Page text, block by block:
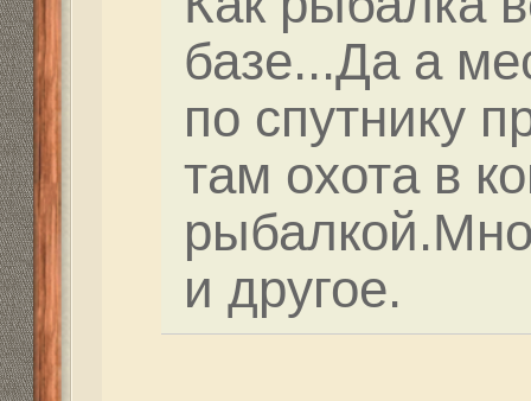
мастерить укрытия. Я
не стреляю. Но
этой охоты
утки не собирается,
сделать укрытие.
Re: Рыбачим у
» 04 апр 2016, 22:13